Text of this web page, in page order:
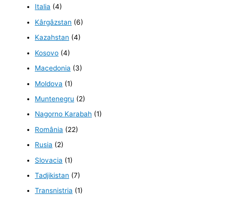
Italia (4)
Kârgâzstan (6)
Kazahstan (4)
Kosovo (4)
Macedonia (3)
Moldova (1)
Muntenegru (2)
Nagorno Karabah (1)
România (22)
Rusia (2)
Slovacia (1)
Tadjikistan (7)
Transnistria (1)